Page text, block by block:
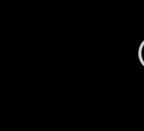
Il est d’ores et déjà
“sera diffusé à tous les
niveau d’Actiris que des
“Nous allons
prescripteurs à proposer un